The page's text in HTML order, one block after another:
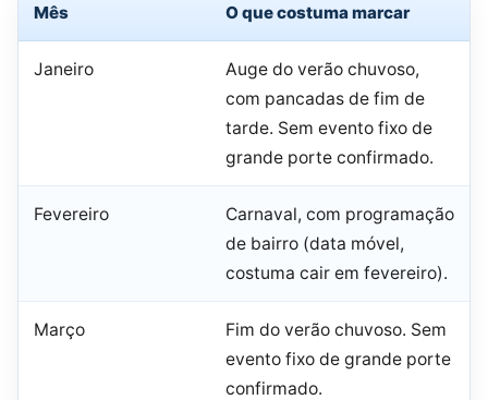
Mês O que costuma marcar
Janeiro
Auge do verão chuvoso,
com pancadas de fim de
tarde. Sem evento fixo de
grande porte confirmado.
Fevereiro
Carnaval, com programação
de bairro (data móvel,
costuma cair em fevereiro).
Março
Fim do verão chuvoso. Sem
evento fixo de grande porte
confirmado.